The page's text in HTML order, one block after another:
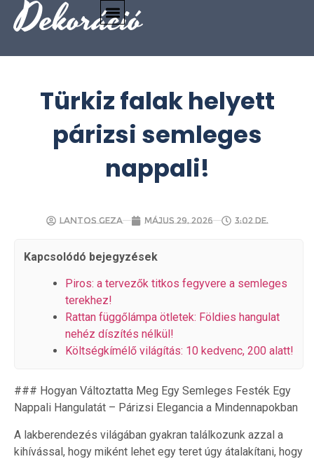
Dekoráció
Türkiz falak helyett
párizsi semleges
nappali!
Lantos Geza május 29, 2026 3:02 de.
Kapcsolódó bejegyzések
Piros: a tervezők titkos fegyvere a semleges
terekhez!
Rattan függőlámpa ötletek: Földies hangulat
nehéz díszítés nélkül!
Költségkímélő világítás: 10 kedvenc, 200 alatt!
### Hogyan Változtatta Meg Egy Semleges Festék Egy
Nappali Hangulatát – Párizsi Elegancia a Mindennapokban
A lakberendezés világában gyakran találkozunk azzal a
kihívással, hogy miként lehet egy teret úgy átalakítani, hogy